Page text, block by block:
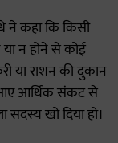
ने कहा कि किसी
न होने से कोई
या राशन की दुकान
आए आर्थिक संकट से
सदस्य खो दिया हो।